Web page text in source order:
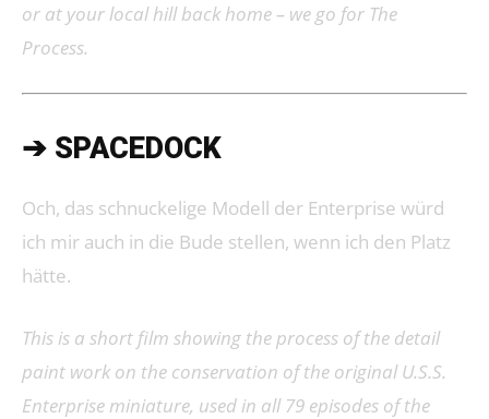
or at your local hill back home – we go for The
Process.
➔ SPACEDOCK
Och, das schnuckelige Modell der Enterprise würd
ich mir auch in die Bude stellen, wenn ich den Platz
hätte.
This is a short film showing the process of the detail
paint work on the conservation of the original U.S.S.
Enterprise miniature, used in all 79 episodes of the